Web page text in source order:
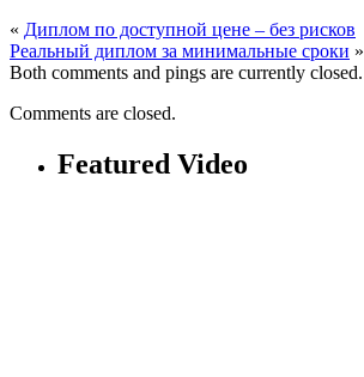
« Диплом по доступной цене – без рисков
Реальный диплом за минимальные сроки »
Both comments and pings are currently closed.
Comments are closed.
Featured Video